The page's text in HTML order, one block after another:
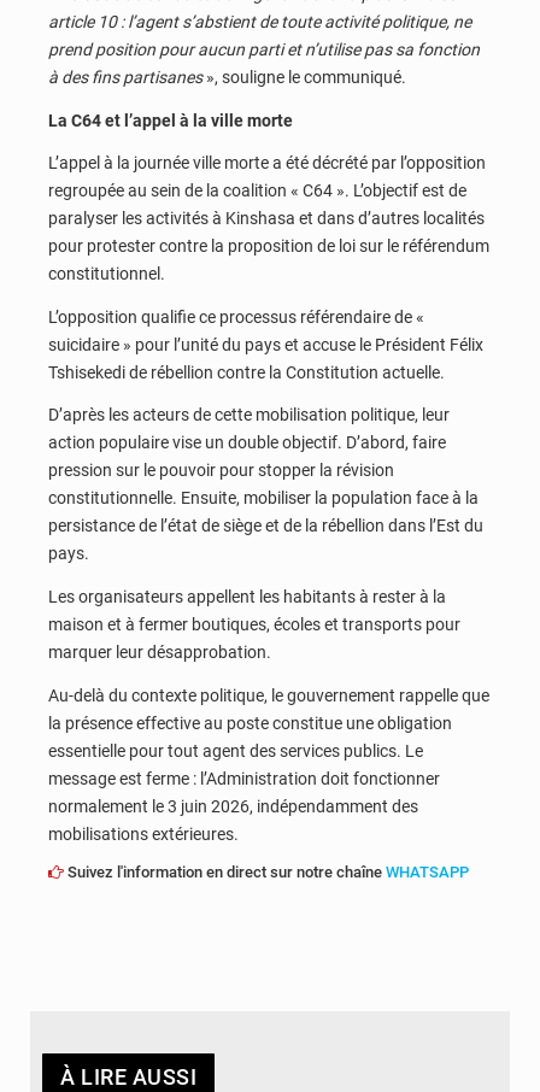
article 10 : l’agent s’abstient de toute activité politique, ne
prend position pour aucun parti et n’utilise pas sa fonction
à des fins partisanes», souligne le communiqué.
La C64 et l’appel à la ville morte
L’appel à la journée ville morte a été décrété par l’opposition
regroupée au sein de la coalition « C64 ». L’objectif est de
paralyser les activités à Kinshasa et dans d’autres localités
pour protester contre la proposition de loi sur le référendum
constitutionnel.
L’opposition qualifie ce processus référendaire de «
suicidaire » pour l’unité du pays et accuse le Président Félix
Tshisekedi de rébellion contre la Constitution actuelle.
D’après les acteurs de cette mobilisation politique, leur
action populaire vise un double objectif. D’abord, faire
pression sur le pouvoir pour stopper la révision
constitutionnelle. Ensuite, mobiliser la population face à la
persistance de l’état de siège et de la rébellion dans l’Est du
pays.
Les organisateurs appellent les habitants à rester à la
maison et à fermer boutiques, écoles et transports pour
marquer leur désapprobation.
Au-delà du contexte politique, le gouvernement rappelle que
la présence effective au poste constitue une obligation
essentielle pour tout agent des services publics. Le
message est ferme : l’Administration doit fonctionner
normalement le 3 juin 2026, indépendamment des
mobilisations extérieures.
Suivez l'information en direct sur notre chaîne WHATSAPP
À LIRE AUSSI